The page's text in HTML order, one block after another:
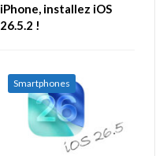
iPhone, installez iOS
26.5.2 !
Smartphones